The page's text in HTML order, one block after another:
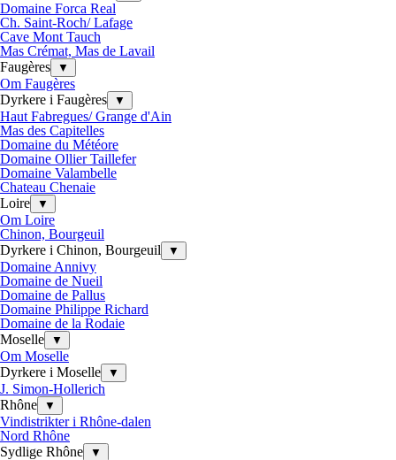
Domaine Forca Real
Ch. Saint-Roch/ Lafage
Cave Mont Tauch
Mas Crémat, Mas de Lavail
Faugères
▼
Om Faugères
Dyrkere i Faugères
▼
Haut Fabregues/ Grange d'Ain
Mas des Capitelles
Domaine du Météore
Domaine Ollier Taillefer
Domaine Valambelle
Chateau Chenaie
Loire
▼
Om Loire
Chinon, Bourgeuil
Dyrkere i Chinon, Bourgeuil
▼
Domaine Annivy
Domaine de Nueil
Domaine de Pallus
Domaine Philippe Richard
Domaine de la Rodaie
Moselle
▼
Om Moselle
Dyrkere i Moselle
▼
J. Simon-Hollerich
Rhône
▼
Vindistrikter i Rhône-dalen
Nord Rhône
Sydlige Rhône
▼